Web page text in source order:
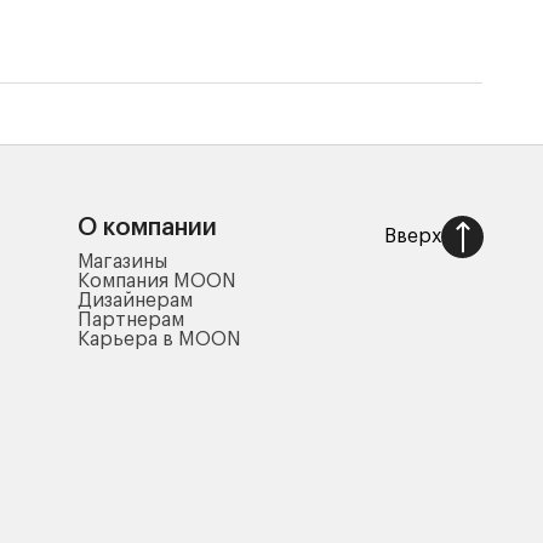
О компании
Магазины
Компания MOON
Дизайнерам
Партнерам
Карьера в MOON
Вверх